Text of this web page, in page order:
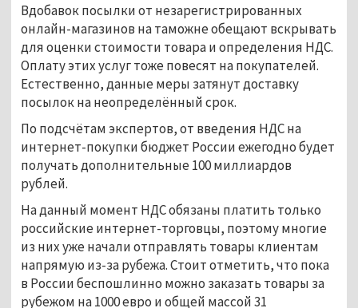
Вдобавок посылки от незарегистрированных
онлайн-магазинов на таможне обещают вскрывать
для оценки стоимости товара и определения НДС.
Оплату этих услуг тоже повесят на покупателей.
Естественно, данные меры затянут доставку
посылок на неопределённый срок.
По подсчётам экспертов, от введения НДС на
интернет-покупки бюджет России ежегодно будет
получать дополнительные 100 миллиардов
рублей.
На данный момент НДС обязаны платить только
российские интернет-торговцы, поэтому многие
из них уже начали отправлять товары клиентам
напрямую из-за рубежа. Стоит отметить, что пока
в России беспошлинно можно заказать товары за
рубежом на 1000 евро и общей массой 31